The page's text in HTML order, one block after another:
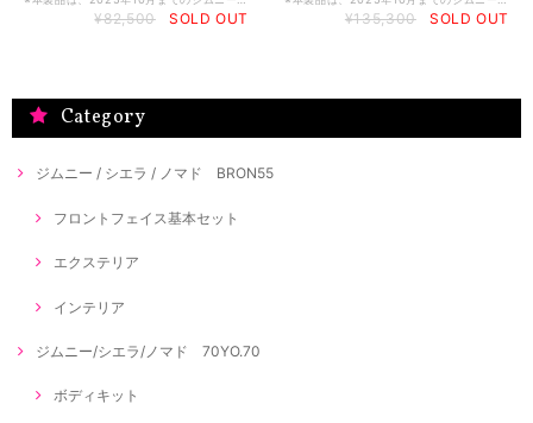
¥82,500 SOLD OUT ¥135,300 SOLD OUT
Category
ジムニー / シエラ / ノマド BRON55
フロントフェイス基本セット
エクステリア
インテリア
ジムニー/シエラ/ノマド 70YO.70
ボディキット